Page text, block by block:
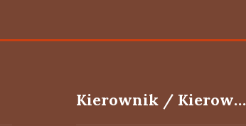
Kierownik / Kierowniczka zmiany produkcji